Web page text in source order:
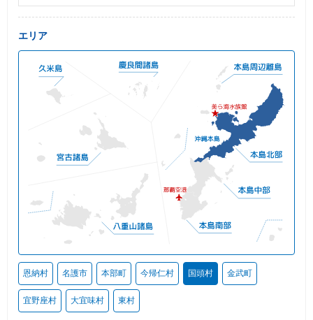
エリア
恩納村 名護市 本部町 今帰仁村 国頭村 金武町
宜野座村 大宜味村 東村